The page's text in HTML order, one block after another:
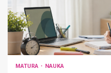
MATURA NAUKA